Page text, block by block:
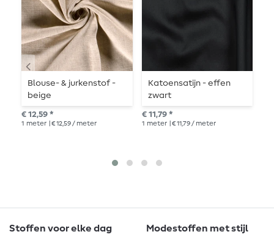
Blouse- & jurkenstof -
beige
€ 12,59 *
1 meter | € 12,59 / meter
Katoensatijn - effen
zwart
€ 11,79 *
1 meter | € 11,79 / meter
Stoffen voor elke dag Modestoffen met stijl